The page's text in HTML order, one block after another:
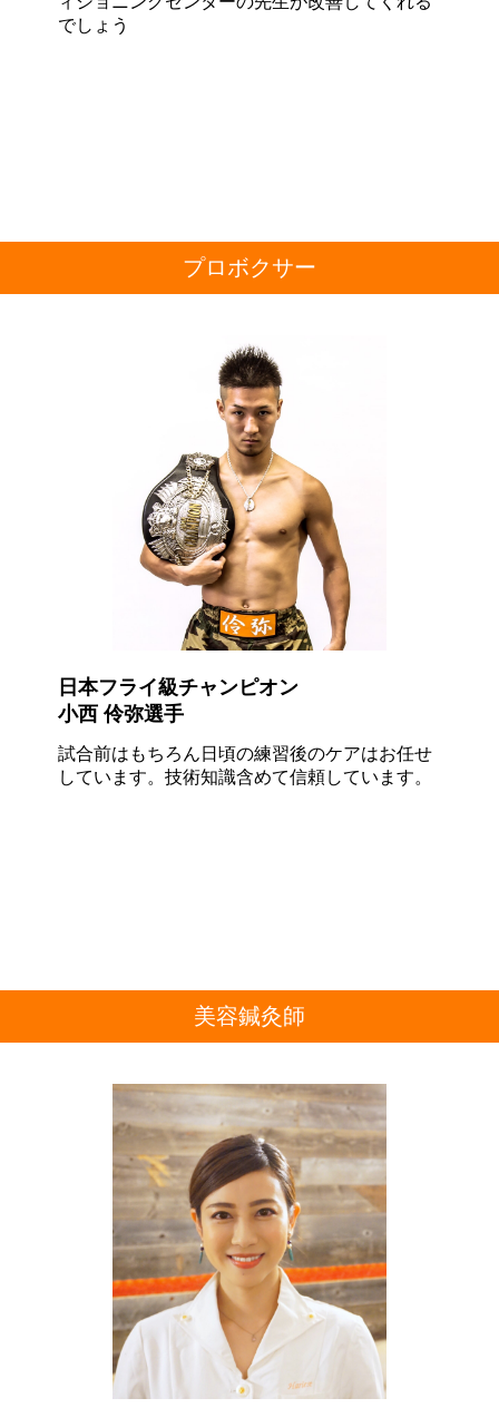
でしょう
プロボクサー
日本フライ級チャンピオン
小西 伶弥選手
試合前はもちろん日頃の練習後のケアはお任せ
しています。技術知識含めて信頼しています。
美容鍼灸師